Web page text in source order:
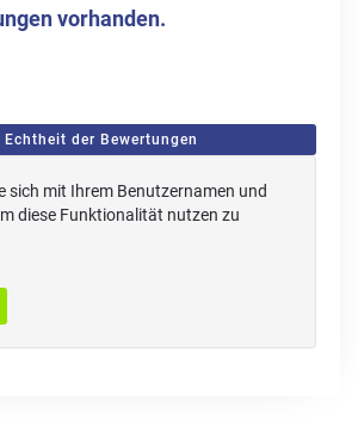
vorhanden.
Echtheit der Bewertungen
sich mit Ihrem Benutzernamen und
diese Funktionalität nutzen zu